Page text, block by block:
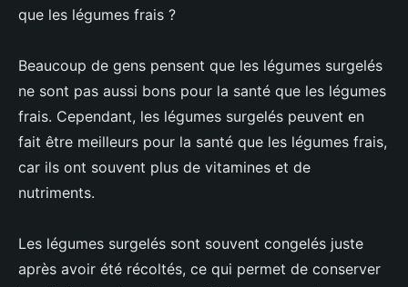
que les légumes frais ?
Beaucoup de gens pensent que les légumes surgelés
ne sont pas aussi bons pour la santé que les légumes
frais. Cependant, les légumes surgelés peuvent en
fait être meilleurs pour la santé que les légumes frais,
car ils ont souvent plus de vitamines et de
nutriments.
Les légumes surgelés sont souvent congelés juste
après avoir été récoltés, ce qui permet de conserver